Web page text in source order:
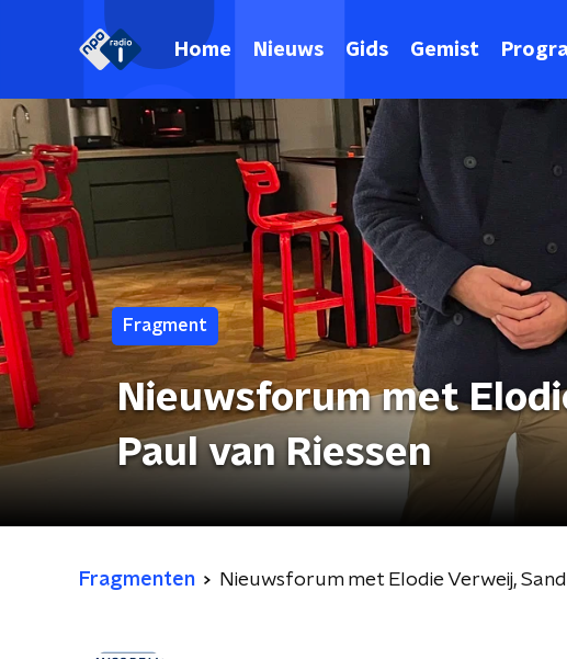
Home Nieuws Gids Gemist
Fragment
Nieuwsforum met
Paul van Riessen
Fragmenten Nieuwsforum met Elodie Verweij,